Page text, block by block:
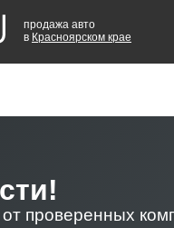
продажа авто
в Красноярском крае